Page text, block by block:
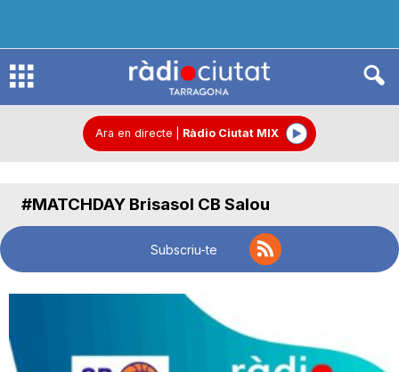
R
Ara en directe Ràdio Ciutat MIX
#MATCHDAY Brisasol CB Salou
Subscriu-te